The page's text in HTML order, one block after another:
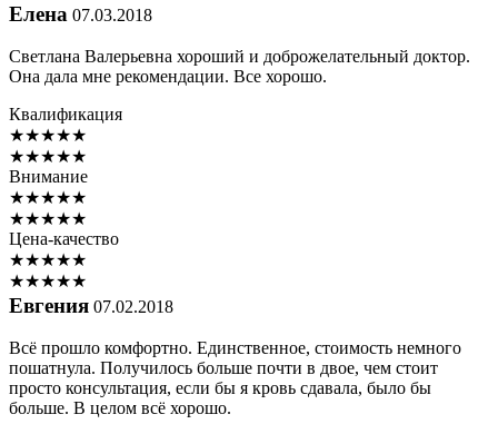
Елена 07.03.2018
Светлана Валерьевна хороший и доброжелательный доктор.
Она дала мне рекомендации. Все хорошо.
Квалификация
★★★★★
★★★★★
Внимание
★★★★★
★★★★★
Цена-качество
★★★★★
★★★★★
Евгения 07.02.2018
Всё прошло комфортно. Единственное, стоимость немного
пошатнула. Получилось больше почти в двое, чем стоит
просто консультация, если бы я кровь сдавала, было бы
больше. В целом всё хорошо.